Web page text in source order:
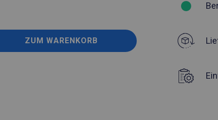
ZUM WARENKORB